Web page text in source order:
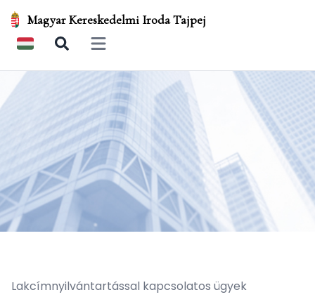
Magyar Kereskedelmi Iroda Tajpej
Open main menu
Lakcímnyilvántartással kapcsolatos ügyek